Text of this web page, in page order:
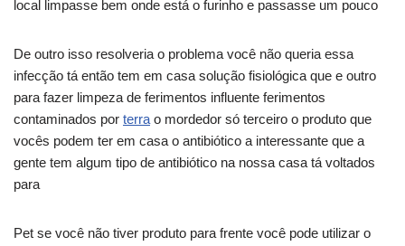
local limpasse bem onde está o furinho e passasse um pouco
De outro isso resolveria o problema você não queria essa
infecção tá então tem em casa solução fisiológica que e outro
para fazer limpeza de ferimentos influente ferimentos
contaminados por terra o mordedor só terceiro o produto que
vocês podem ter em casa o antibiótico a interessante que a
gente tem algum tipo de antibiótico na nossa casa tá voltados
para
Pet se você não tiver produto para frente você pode utilizar o